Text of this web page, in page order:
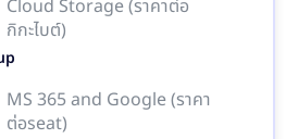
Cloud Storage (ราคาต่อ
กิกะไบต์)
MS 365 and Google (ราคา
ต่อseat)